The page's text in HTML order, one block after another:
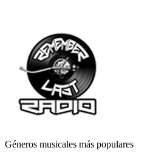
Géneros musicales más populares